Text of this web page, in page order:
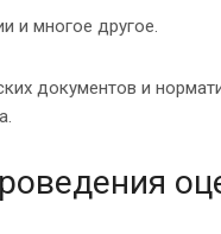
и многое другое.
документов и